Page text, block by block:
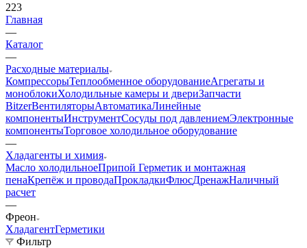
223
Главная
—
Каталог
—
Расходные материалы
КомпрессорыТеплообменное оборудованиеАгрегаты и
моноблокиХолодильные камеры и двериЗапчасти
BitzerВентиляторыАвтоматикаЛинейные
компонентыИнструментСосуды под давлениемЭлектронные
компонентыТорговое холодильное оборудование
—
Хладагенты и химия
Масло холодильноеПрипой Герметик и монтажная
пенаКрепёж и проводаПрокладкиФлюсДренажНаличный
расчет
—
Фреон
ХладагентГерметики
Фильтр